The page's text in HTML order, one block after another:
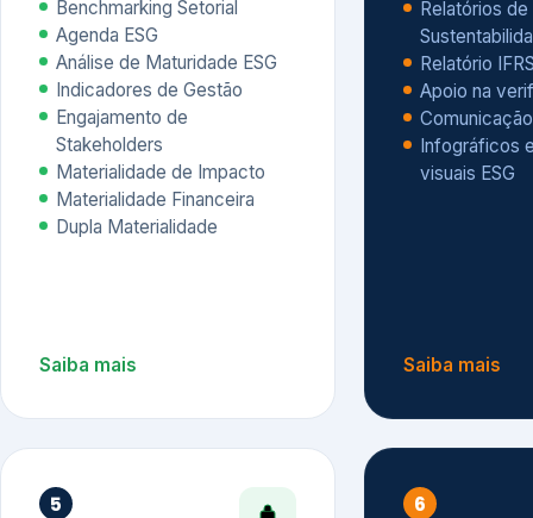
Benchmarking Setorial
Agenda ESG
Análise de Maturidade ESG
Indicadores de Gestão
Engajamento de
Stakeholders
Materialidade de Impacto
Materialidade Financeira
Dupla Materialidade
Saiba mais
Relatórios de
Relatório
Apoio na
Infográficos
visuais ESG
Saiba mais
5 6